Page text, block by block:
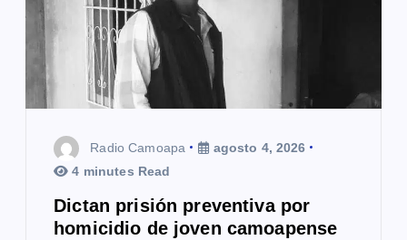
e
n
Radio Camoapa
agosto 4, 2026
4 minutes Read
Dictan prisión preventiva por
homicidio de joven camoapense